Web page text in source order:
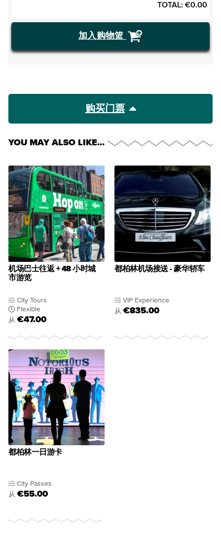
TOTAL: €0.00
加入购物篮
购买门票
YOU MAY ALSO LIKE…
机场巴士往返 + 48 小时城
市游览
City Tours
Flexible
从 €47.00
都柏林机场接送 - 豪华轿车
VIP Experience
从 €835.00
都柏林一日游卡
City Passes
从 €55.00